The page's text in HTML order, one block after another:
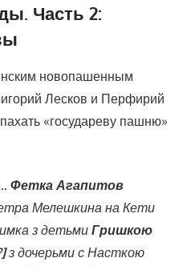
Часть 2:
новопашенным
Лесков и Перфирий
«государеву пашню»
Фетка Агапитов
Мелешкина на Кети
з детьми Гришкою
з дочерьми с Насткою